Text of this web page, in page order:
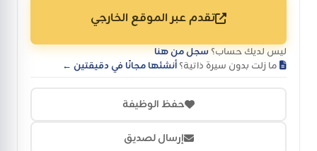
تقدم عبر الموقع الخارجي
ليس لديك حساب؟سجل من هنا
ما زلت بدون سيرة ذاتية؟ أنشئها مجانًا في دقيقتين ←
حفظ الوظيفة
إرسال لصديق